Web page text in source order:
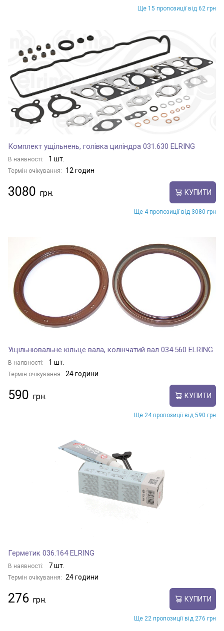
Ще 15 пропозиції від 62 грн
Комплект ущільнень, голівка циліндра 031.630 ELRING
В наявності: 1 шт.
Термін очікування: 12 годин
3080 КУПИТИ
Ще 4 пропозиції від 3080 грн
Ущільнювальне кільце вала, колінчатий вал 034.560 ELRING
В наявності: 1 шт.
Термін очікування: 24 години
590 КУПИТИ
Ще 24 пропозиції від 590 грн
Герметик 036.164 ELRING
В наявності: 7 шт.
Термін очікування: 24 години
276 КУПИТИ
Ще 22 пропозиції від 276 грн